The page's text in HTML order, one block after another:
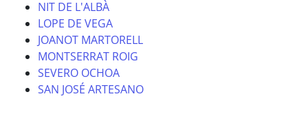
NIT DE L'ALBÀ
LOPE DE VEGA
JOANOT MARTORELL
MONTSERRAT ROIG
SEVERO OCHOA
SAN JOSÉ ARTESANO